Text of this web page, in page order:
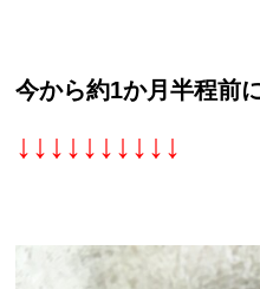
今から約1か月半程前
↓↓↓↓↓↓↓↓↓↓